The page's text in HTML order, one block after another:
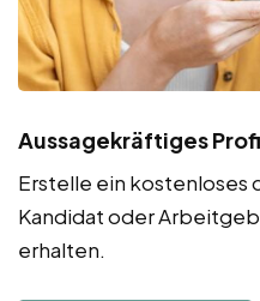
Aussagekräftiges
Erstelle ein kostenloses
Kandidat oder
erhalten.